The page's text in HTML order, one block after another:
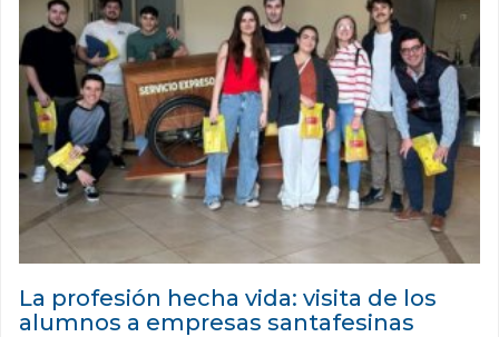
La profesión hecha vida: visita de los
alumnos a empresas santafesinas